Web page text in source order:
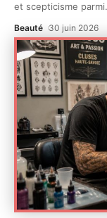
et scepticisme parmi
Beauté 30 juin 2026